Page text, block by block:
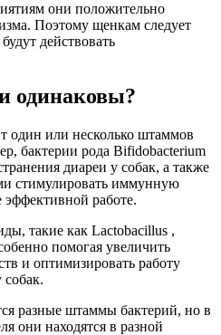
они положительно
Поэтому щенкам следует
действовать
одинаковы?
один или несколько штаммов
бактерии рода Bifidobacterium
диареи у собак, а также
стимулировать иммунную
работе.
такие как Lactobacillus ,
помогая увеличить
и оптимизировать работу
разные штаммы бактерий, но в
они находятся в разной